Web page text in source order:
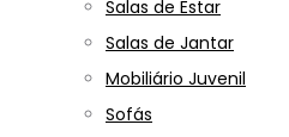
Salas de Estar
Salas de Jantar
Mobiliário Juvenil
Sofás